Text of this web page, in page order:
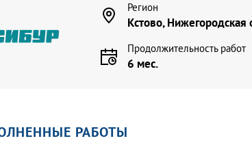
Регион
Кстово, Нижегородская
Продолжительность работ
6 мес.
РАБОТЫ